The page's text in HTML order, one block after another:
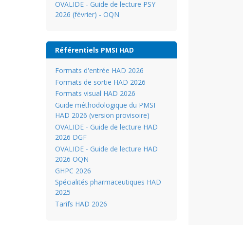
OVALIDE - Guide de lecture PSY
2026 (février) - OQN
Référentiels PMSI HAD
Formats d'entrée HAD 2026
Formats de sortie HAD 2026
Formats visual HAD 2026
Guide méthodologique du PMSI
HAD 2026 (version provisoire)
OVALIDE - Guide de lecture HAD
2026 DGF
OVALIDE - Guide de lecture HAD
2026 OQN
GHPC 2026
Spécialités pharmaceutiques HAD
2025
Tarifs HAD 2026